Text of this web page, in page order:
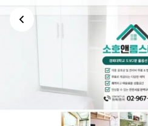
Soho & Rom Stay